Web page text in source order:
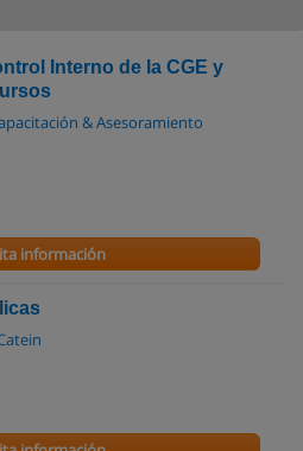
Interno de la CGE y
& Asesoramiento
información